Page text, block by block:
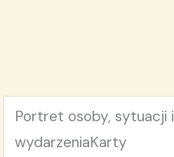
Portret osoby, sytuacji i
wydarzeniaKarty